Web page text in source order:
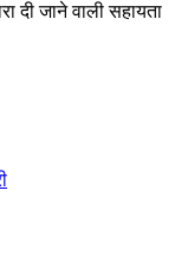
दी जाने वाली सहायता